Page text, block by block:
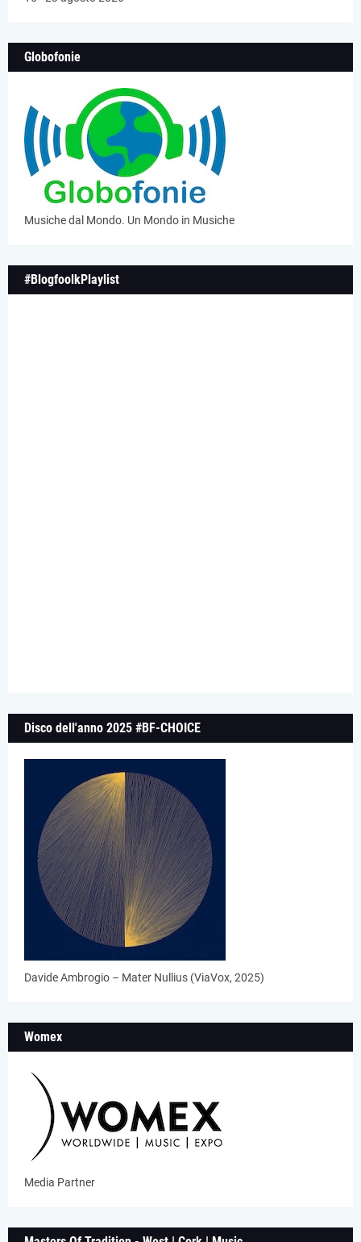
Globofonie
Musiche dal Mondo. Un Mondo in Musiche
#BlogfoolkPlaylist
Disco dell'anno 2025 #BF-CHOICE
Davide Ambrogio – Mater Nullius (ViaVox, 2025)
Womex
Media Partner